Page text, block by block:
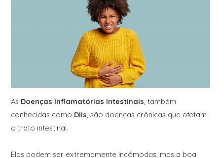
As Doenças Inflamatórias Intestinais, também
conhecidas como DIIs, são doenças crônicas que afetam
o trato intestinal.
Elas podem ser extremamente incômodas, mas a boa